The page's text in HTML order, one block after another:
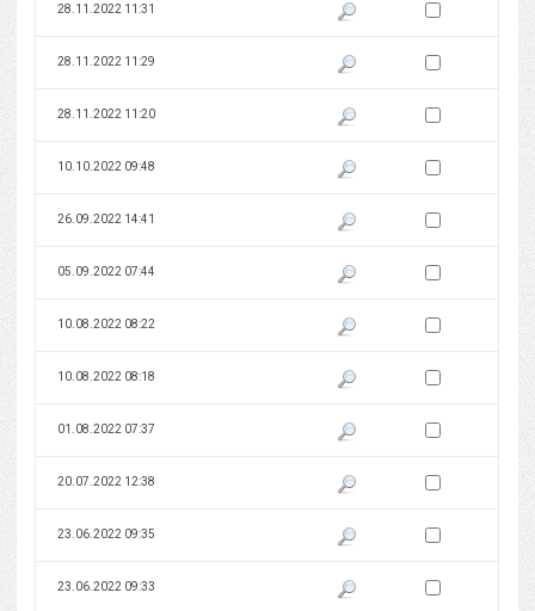
28.11.2022 11:31 Pokaż podgląd wersji z dnia
Zaznacz wersję do
28.11.2022 11:29 Pokaż podgląd wersji z dnia
Zaznacz wersję do
28.11.2022 11:20 Pokaż podgląd wersji z dnia
Zaznacz wersję do
10.10.2022 09:48 Pokaż podgląd wersji z dnia
Zaznacz wersję do
26.09.2022 14:41 Pokaż podgląd wersji z dnia
Zaznacz wersję do
05.09.2022 07:44 Pokaż podgląd wersji z dnia
Zaznacz wersję do
10.08.2022 08:22 Pokaż podgląd wersji z dnia
Zaznacz wersję do
10.08.2022 08:18 Pokaż podgląd wersji z dnia
Zaznacz wersję do
01.08.2022 07:37 Pokaż podgląd wersji z dnia
Zaznacz wersję do
20.07.2022 12:38 Pokaż podgląd wersji z dnia
Zaznacz wersję do
23.06.2022 09:35 Pokaż podgląd wersji z dnia
Zaznacz wersję do
23.06.2022 09:33 Pokaż podgląd wersji z dnia
Zaznacz wersję do